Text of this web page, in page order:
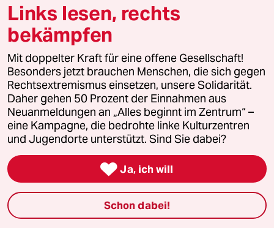
Zur Erhellung der Thematik als solcher
verweise ich mal auf eine der wenigen bisher in
der BRD veröffentlichten Studien zum Meth-
Konsum (unabhängig vom konkreten Fall bei
dem mir menschlich betrachtet Volker Beck
leid tut, der ein brillianter Vorkämpfer für die
Gleichberechtigung Schwuler & Lesben in
diesem Land ist und bleibt).
http://www.sueddeutsche.de/gesundheit/erste-
studie-in-deutschland-wer-crystal-meth-
Die dort erfolgte Kategorisierung von
verschiedenen Konsumentenprofilen war recht
hilfreich und spiegelt auch meine Erfahrung
aus der eigenen Beratungsaktivität im Rahmen
Links lesen, rechts
bekämpfen
Mit doppelter Kraft für eine offene Gesellschaft!
Besonders jetzt brauchen Menschen, die sich gegen
Rechtsextremismus einsetzen, unsere Solidarität.
Daher gehen 50 Prozent der Einnahmen aus
Neuanmeldungen an „Alles beginnt im Zentrum“ –
eine Kampagne, die bedrohte linke Kulturzentren
und Jugendorte unterstützt. Sind Sie dabei?
 Ja, ich will
Schon dabei!